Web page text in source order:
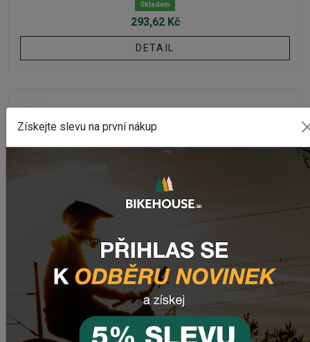
Skladem
293,62 Kč
DETAIL
BEZDUŠOVÝ TMEL
Bezdušový tmel WTB 2.0
Skladem
od 219,90 Kč
Získejte slevu na první nákup